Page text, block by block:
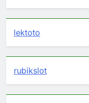
lektoto
rubikslot